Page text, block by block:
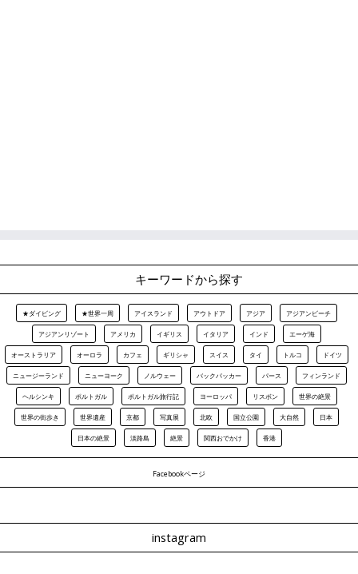
キーワードから探す
★ダイビング ★世界一周 アイスランド アウトドア アジア アジアンビーチ
アジアンリゾート アメリカ イギリス イタリア インド エーゲ海
オーストラリア オーロラ カフェ ギリシャ スイス タイ トルコ ドイツ
ニュージーランド ニューヨーク ノルウェー バックパッカー パース フィンランド
ヘルシンキ ポルトガル ポルトガル旅行記 ヨーロッパ リスボン 世界の絶景
世界の街歩き 世界遺産 京都 写真展 北欧 国立公園 大自然 日本
日本の絶景 淡路島 絶景 関西おでかけ 香港
Facebookページ
instagram